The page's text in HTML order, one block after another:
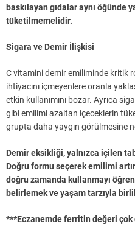
baskılayan gıdalar aynı öğünde
tüketilmemelidir.
Sigara ve Demir İlişkisi
C vitamini demir emiliminde kritik
ihtiyacını içmeyenlere oranla
etkin kullanımını bozar. Ayrıca
gibi emilimi azaltan içeceklerin
grupta daha yaygın görülmesine
Demir eksikliği, yalnızca içilen
Doğru formu seçerek emilimi
doğru zamanda kullanmayı
belirlemek ve yaşam tarzıyla
***Eczanemde ferritin değeri çok